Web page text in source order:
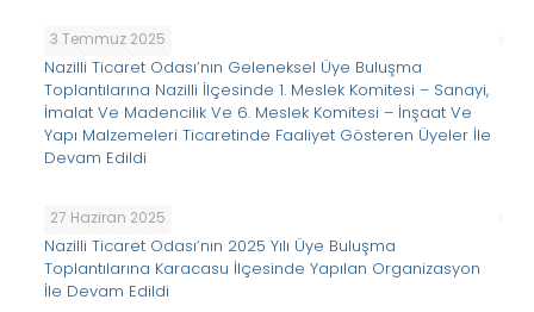
3 Temmuz 2025
Nazilli Ticaret Odası’nın Geleneksel Üye Buluşma
Toplantılarına Nazilli İlçesinde 1. Meslek Komitesi – Sanayi,
İmalat Ve Madencilik Ve 6. Meslek Komitesi – İnşaat Ve
Yapı Malzemeleri Ticaretinde Faaliyet Gösteren Üyeler İle
Devam Edildi
27 Haziran 2025
Nazilli Ticaret Odası’nın 2025 Yılı Üye Buluşma
Toplantılarına Karacasu İlçesinde Yapılan Organizasyon
İle Devam Edildi